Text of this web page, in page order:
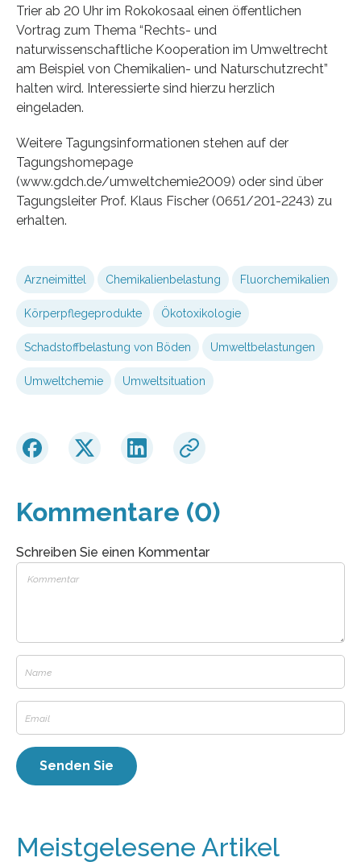
Trier ab 20 Uhr im Rokokosaal einen öffentlichen
Vortrag zum Thema “Rechts- und
naturwissenschaftliche Kooperation im Umweltrecht
am Beispiel von Chemikalien- und Naturschutzrecht”
halten wird. Interessierte sind hierzu herzlich
eingeladen.
Weitere Tagungsinformationen stehen auf der
Tagungshomepage
(www.gdch.de/umweltchemie2009) oder sind über
Tagungsleiter Prof. Klaus Fischer (0651/201-2243) zu
erhalten.
Arzneimittel Chemikalienbelastung Fluorchemikalien
Körperpflegeprodukte Ökotoxikologie
Schadstoffbelastung von Böden Umweltbelastungen
Umweltchemie Umweltsituation
Kommentare (0)
Schreiben Sie einen Kommentar
Meistgelesene Artikel